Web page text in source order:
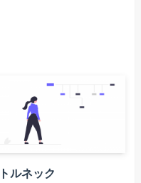
ルネック